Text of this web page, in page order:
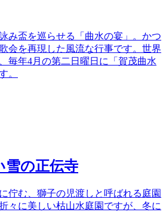
み盃を巡らせる「曲水の宴」。かつ
会を再現した風流な行事です。世界
毎年4月の第二日曜日に「賀茂曲水
。
雪の正伝寺
佇む、獅子の児渡しと呼ばれる庭園
々に美しい枯山水庭園ですが、冬に